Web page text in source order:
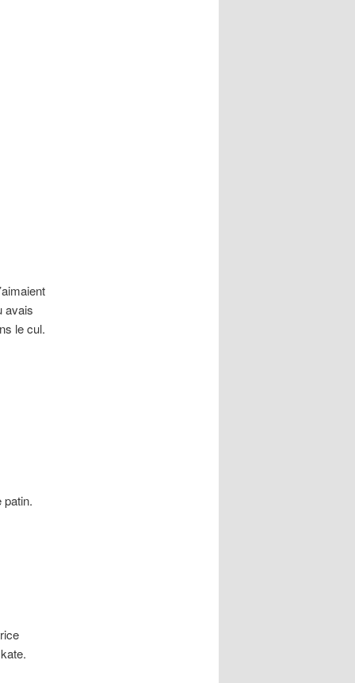
avais
le cul.
patin.